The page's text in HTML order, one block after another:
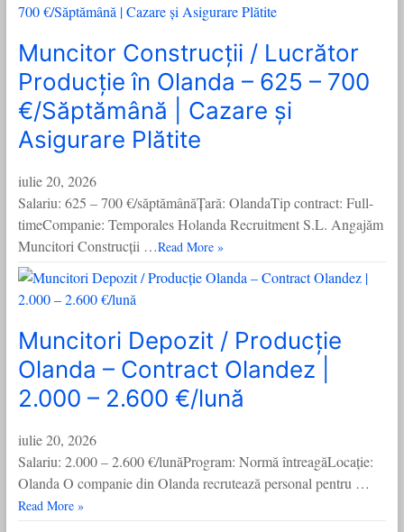
Muncitor Construcții / Lucrător
Producție în Olanda – 625 – 700
€/Săptămână | Cazare și
Asigurare Plătite
iulie 20, 2026
Salariu: 625 – 700 €/săptămânăȚară: OlandaTip contract: Full-
timeCompanie: Temporales Holanda Recruitment S.L. Angajăm
Muncitori Construcții …Read More »
Muncitori Depozit / Producție
Olanda – Contract Olandez |
2.000 – 2.600 €/lună
iulie 20, 2026
Salariu: 2.000 – 2.600 €/lunăProgram: Normă întreagăLocație:
Olanda O companie din Olanda recrutează personal pentru …
Read More »